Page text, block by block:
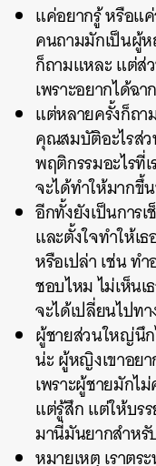
แค่อยากรู้ หรือแ
คนถามมักเป็นผู้
ก็ถามแหละ แต่ส่
เพราะอยากได้ฉ
แต่หลายครั้งก็ถา
คุณสมบัติอะไรส่ว
พฤติกรรมอะไรที่
จะได้ทำให้มากขึ้
อีกทั้งยังเป็นการเ
และตั้งใจทำให้เ
หรือเปล่า เช่น ท
ชอบไหม ไม่เห็นเ
จะได้เปลี่ยนไปท
ผู้ชายส่วนใหญ่นึ
น่ะ ผู้หญิงเขาอยา
เพราะผู้ชายมักไ
แต่รู้สึก แต่ให้บร
มานี่มันยากสำหรั
หมายเหตุ เราต